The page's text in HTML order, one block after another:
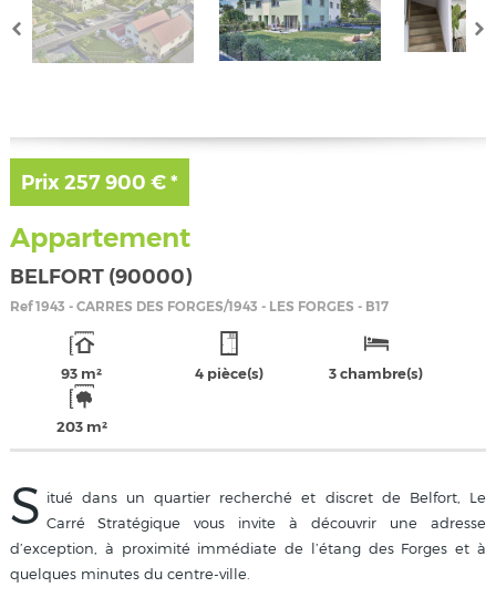
Prix257 900 €*
Appartement
BELFORT (90000)
Ref1943 - CARRES DES FORGES/1943 - LES FORGES - B17
93 m² 4 pièce(s) 3 chambre(s)
203 m²
S itué dans un quartier recherché et discret de Belfort, Le
Carré Stratégique vous invite à découvrir une adresse
d’exception, à proximité immédiate de l’étang des Forges et à
quelques minutes du centre-ville.